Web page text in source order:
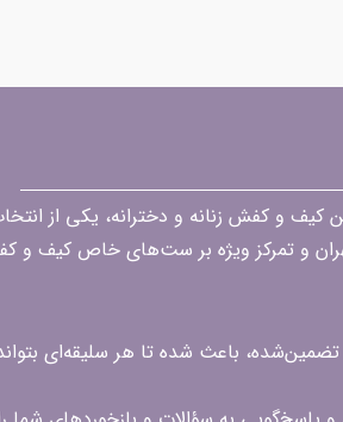
و آنلاین کیف و کفش زنانه و دخترانه، یکی
و تمرکز ویژه بر ست‌های خاص کیف و
باعث شده تا هر سلیقه‌ای